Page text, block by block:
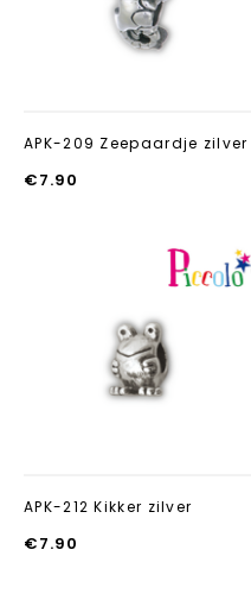
APK-209 Zeepaardje zilver
€7.90
APK-212 Kikker zilver
€7.90